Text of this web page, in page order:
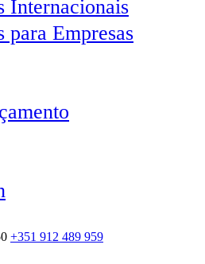
Internacionais
para Empresas
+351 912 489 959